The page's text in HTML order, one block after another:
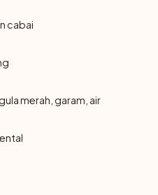
cabai
merah, garam, air